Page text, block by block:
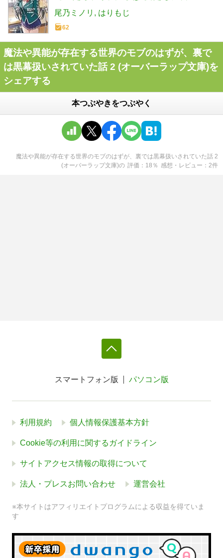
られてた 1 (オーバーラップ文庫)
尾乃ミノリ はりもじ
62
魔法や異能が存在する世界のモブのはずが、裏で
は黒幕扱いされていた話 2 (オーバーラップ文庫)を
シェアする
本つぶやきをつぶやく
魔法や異能が存在する世界のモブのはずが、裏では黒幕扱いされていた話 2
(オーバーラップ文庫)の 評価 18 ％ 感想・レビュー 2件
スマートフォン版 パソコン版
利用規約 個人情報保護基本方針
Cookie等の利用に関するガイドライン
サイトアクセス情報の取得について
法人・プレスお問い合わせ 運営会社
※本サイトはアフィリエイトプログラムによる収益を得ていま
す